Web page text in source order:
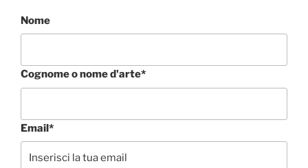
Nome
Cognome o nome d'arte*
Email*